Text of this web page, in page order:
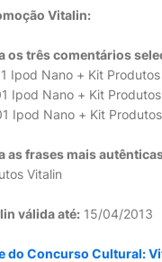
Vitalin:
os três comentários
Ipod Nano + Kit
Ipod Nano + Kit
Ipod Nano + Kit
as frases mais
Vitalin
válida até: 15/04/2013
do Concurso Cultural: